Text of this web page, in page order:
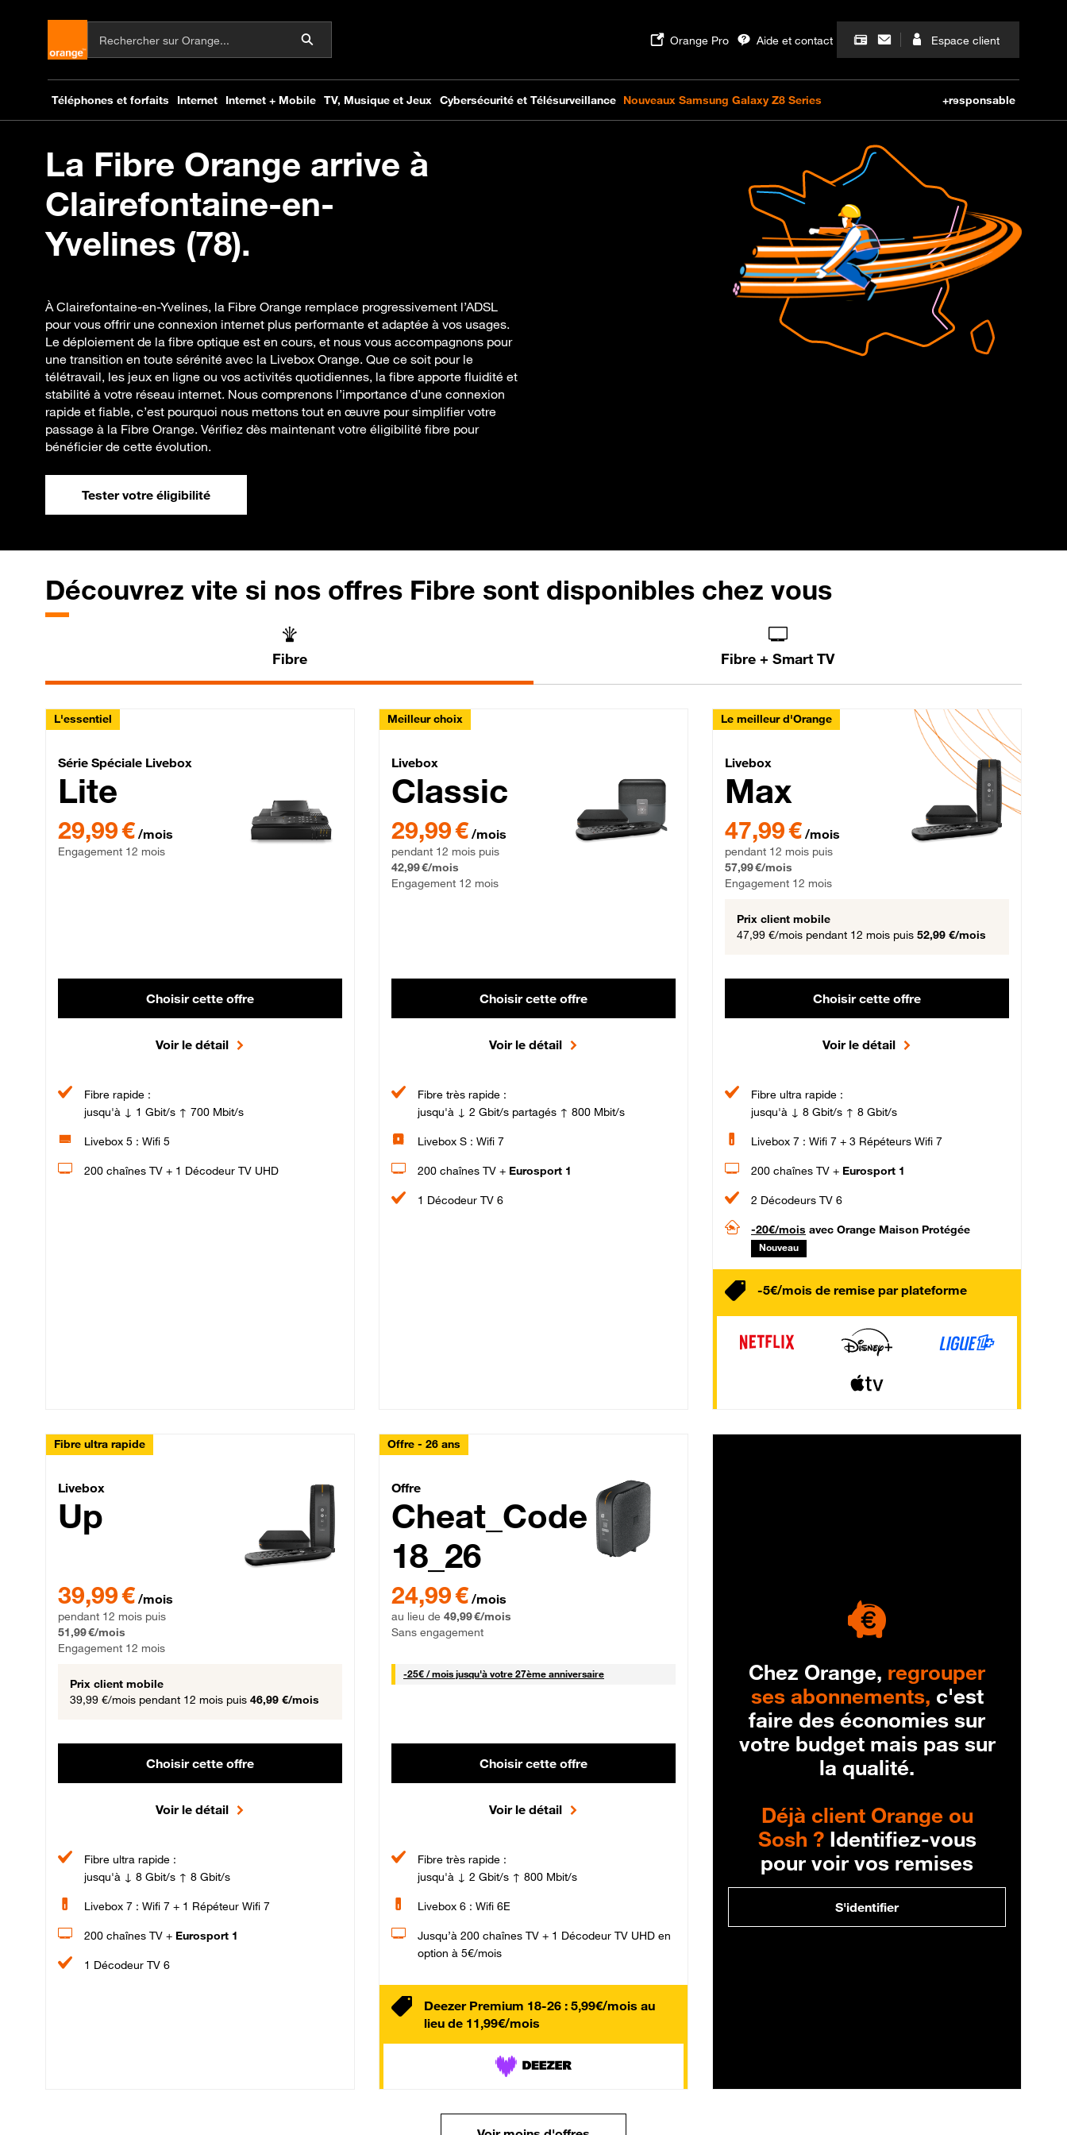
La Fibre Orange arrive à
Clairefontaine-en-
Yvelines (78).
À Clairefontaine-en-Yvelines, la Fibre Orange remplace progressivement l’ADSL
pour vous offrir une connexion internet plus performante et adaptée à vos usages.
Le déploiement de la fibre optique est en cours, et nous vous accompagnons pour
une transition en toute sérénité avec la Livebox Orange. Que ce soit pour le
télétravail, les jeux en ligne ou vos activités quotidiennes, la fibre apporte fluidité et
stabilité à votre réseau internet. Nous comprenons l’importance d’une connexion
rapide et fiable, c’est pourquoi nous mettons tout en œuvre pour simplifier votre
passage à la Fibre Orange. Vérifiez dès maintenant votre éligibilité fibre pour
bénéficier de cette évolution.
Tester votre éligibilité
Découvrez vite si nos offres Fibre sont disponibles chez vous
Fibre Fibre + Smart TV
L'essentiel
Série Spéciale Livebox Lite Fibre
Série Spéciale Livebox
Lite
29,99 € par mois , Engagement 12 mois
29,99 € /mois
Engagement 12 mois
Choisir cette offre
Voir le détail
Fibre rapide :
jusqu'à ↓ 1 Gbit/s ↑ 700 Mbit/s
Livebox 5 : Wifi 5
200 chaînes TV + 1 Décodeur TV UHD
Meilleur choix
Livebox Classic Fibre
Livebox
Classic
29,99 € par mois pendant 12 mois puis 42,99 € par mois, Engagement 12 mois
29,99 € /mois
pendant 12 mois puis
42,99 €/mois
Engagement 12 mois
Choisir cette offre
Voir le détail
Fibre très rapide :
jusqu'à ↓ 2 Gbit/s partagés ↑ 800 Mbit/s
Livebox S : Wifi 7
200 chaînes TV + Eurosport 1
1 Décodeur TV 6
Le meilleur d'Orange
Livebox Max Fibre
Livebox
Max
47,99 € par mois pendant 12 mois puis 57,99 € par mois,
47,99 € /mois
pendant 12 mois puis
57,99 €/mois
Engagement 12 mois
Prix client mobile
47,99 €/mois pendant 12 mois puis 52,99 €/mois
Choisir cette offre
Voir le détail
Fibre ultra rapide :
jusqu'à ↓ 8 Gbit/s ↑ 8 Gbit/s
Livebox 7 : Wifi 7 + 3 Répéteurs Wifi 7
200 chaînes TV + Eurosport 1
2 Décodeurs TV 6
-20€/mois avec Orange Maison Protégée
Nouveau
-5€/mois de remise par plateforme
Fibre ultra rapide
Livebox Up Fibre
Livebox
Up
39,99 € /mois
pendant 12 mois puis
51,99 €/mois
Engagement 12 mois
Prix client mobile
39,99 €/mois pendant 12 mois puis 46,99 €/mois
Choisir cette offre
Voir le détail
Fibre ultra rapide :
jusqu'à ↓ 8 Gbit/s ↑ 8 Gbit/s
Livebox 7 : Wifi 7 + 1 Répéteur Wifi 7
200 chaînes TV + Eurosport 1
1 Décodeur TV 6
Offre - 26 ans
Cheat_Code Fibre_18_26
Offre
Cheat_Code
18_26
24,99 € /mois
au lieu de 49,99 €/mois
Sans engagement
-25€ / mois25 € par mois
jusqu'à votre 27ème anniversaire
Choisir cette offre
Voir le détail
Fibre très rapide :
jusqu'à ↓ 2 Gbit/s ↑ 800 Mbit/s
Livebox 6 : Wifi 6E
Jusqu’à 200 chaînes TV + 1 Décodeur TV UHD en
option à 5€/mois
Deezer Premium 18-26 : 5,99€/mois au
lieu de 11,99€/mois
Chez Orange, regrouper
ses abonnements, c'est
faire des économies sur
votre budget mais pas sur
la qualité.
Déjà client Orange ou
Sosh ?Identifiez-vous
pour voir vos remises
S'identifier